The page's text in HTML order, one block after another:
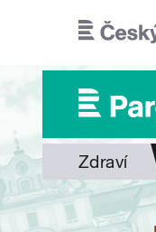
Zdraví